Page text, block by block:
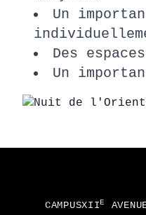
Un
Des
Un
CAMPUSXIIE